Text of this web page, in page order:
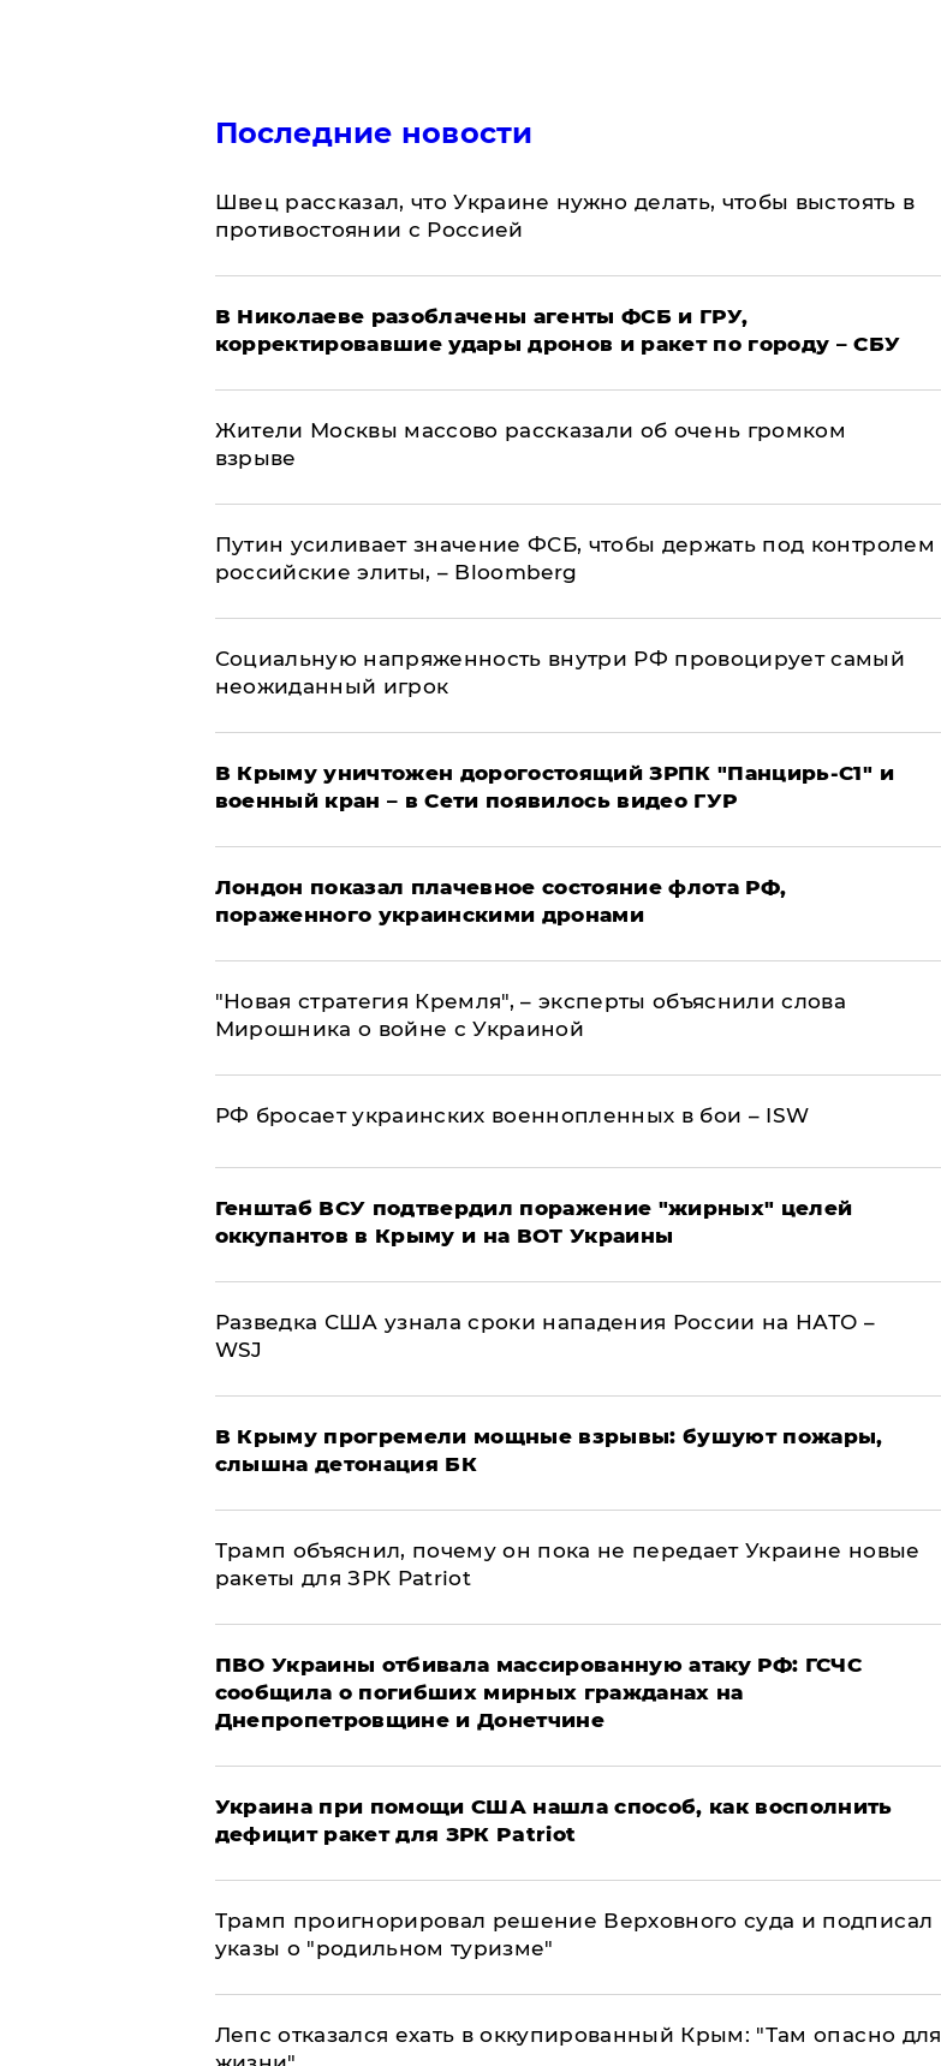
Последние новости
Швец рассказал, что Украине нужно делать, чтобы выстоять в
противостоянии с Россией
В Николаеве разоблачены агенты ФСБ и ГРУ,
корректировавшие удары дронов и ракет по городу – СБУ
Жители Москвы массово рассказали об очень громком
взрыве
Путин усиливает значение ФСБ, чтобы держать под контролем
российские элиты, – Bloomberg
Социальную напряженность внутри РФ провоцирует самый
неожиданный игрок
В Крыму уничтожен дорогостоящий ЗРПК "Панцирь-С1" и
военный кран – в Сети появилось видео ГУР
Лондон показал плачевное состояние флота РФ,
пораженного украинскими дронами
"Новая стратегия Кремля", – эксперты объяснили слова
Мирошника о войне с Украиной
РФ бросает украинских военнопленных в бои – ISW
Генштаб ВСУ подтвердил поражение "жирных" целей
оккупантов в Крыму и на ВОТ Украины
Разведка США узнала сроки нападения России на НАТО –
WSJ
В Крыму прогремели мощные взрывы: бушуют пожары,
слышна детонация БК
Трамп объяснил, почему он пока не передает Украине новые
ракеты для ЗРК Patriot
ПВО Украины отбивала массированную атаку РФ: ГСЧС
сообщила о погибших мирных гражданах на
Днепропетровщине и Донетчине
Украина при помощи США нашла способ, как восполнить
дефицит ракет для ЗРК Patriot
Трамп проигнорировал решение Верховного суда и подписал
указы о "родильном туризме"
Лепс отказался ехать в оккупированный Крым: "Там опасно для